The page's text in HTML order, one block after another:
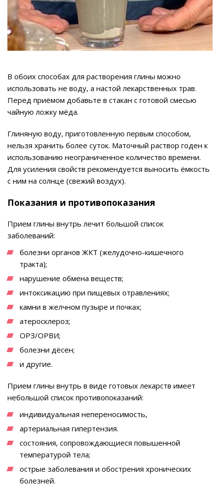
В обоих способах для растворения глины можно
использовать не воду, а настой лекарственных трав.
Перед приёмом добавьте в стакан с готовой смесью
чайную ложку мёда.
Глиняную воду, приготовленную первым способом,
нельзя хранить более суток. Маточный раствор годен к
использованию неограниченное количество времени.
Для усиления свойств рекомендуется выносить ёмкость
с ним на солнце (свежий воздух).
Показания и противопоказания
Прием глины внутрь лечит большой список
заболеваний:
болезни органов ЖКТ (желудочно-кишечного
тракта);
нарушение обмена веществ;
интоксикацию при пищевых отравлениях;
камни в желчном пузыре и почках;
атеросклероз;
ОРЗ/ОРВИ;
болезни дёсен;
и другие.
Прием глины внутрь в виде готовых лекарств имеет
небольшой список противопоказаний:
индивидуальная непереносимость,
артериальная гипертензия.
состояния, сопровождающиеся повышенной
температурой тела;
острые заболевания и обострения хронических
болезней.